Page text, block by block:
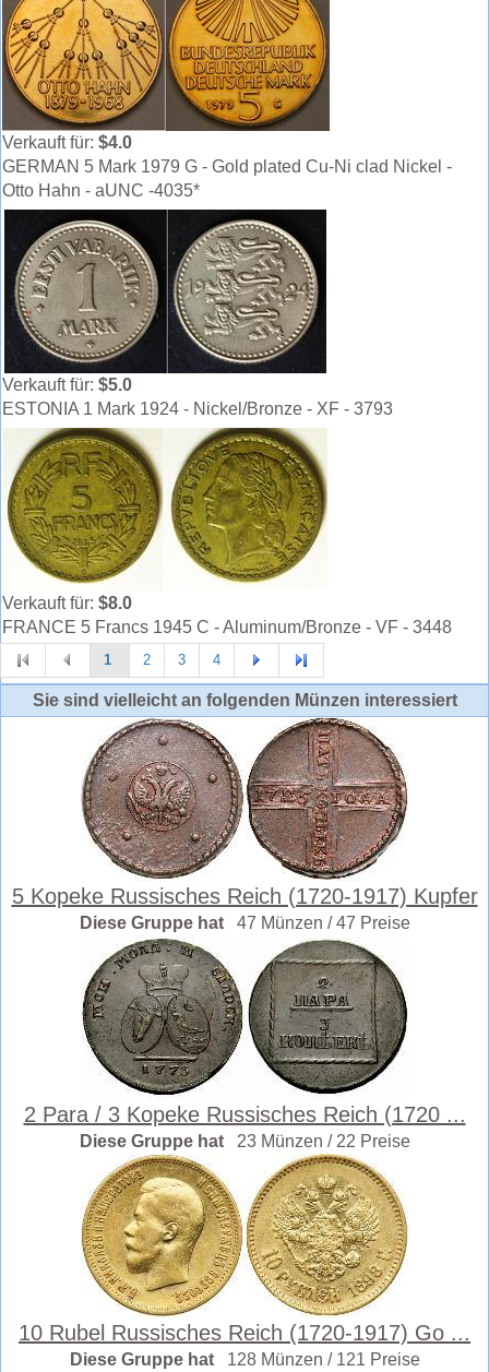
Verkauft für: $4.0
GERMAN 5 Mark 1979 G - Gold plated Cu-Ni clad Nickel -
Otto Hahn - aUNC -4035*
Verkauft für: $5.0
ESTONIA 1 Mark 1924 - Nickel/Bronze - XF - 3793
Verkauft für: $8.0
FRANCE 5 Francs 1945 C - Aluminum/Bronze - VF - 3448
1 2 3 4
Sie sind vielleicht an folgenden Münzen interessiert
5 Kopeke Russisches Reich (1720-1917) Kupfer
Diese Gruppe hat 47 Münzen / 47 Preise
2 Para / 3 Kopeke Russisches Reich (1720 ...
Diese Gruppe hat 23 Münzen / 22 Preise
10 Rubel Russisches Reich (1720-1917) Go ...
Diese Gruppe hat 128 Münzen / 121 Preise